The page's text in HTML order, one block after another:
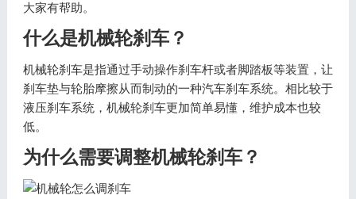
大家有帮助。
什么是机械轮刹车？
机械轮刹车是指通过手动操作刹车杆或者脚踏板等装置，让
刹车垫与轮胎摩擦从而制动的一种汽车刹车系统。相比较于
液压刹车系统，机械轮刹车更加简单易懂，维护成本也较
低。
为什么需要调整机械轮刹车？